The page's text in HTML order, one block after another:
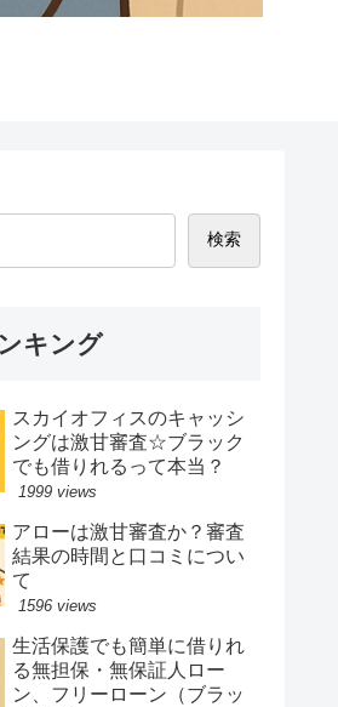
検索
キング
スカイオフィスのキャッシ
ングは激甘審査☆ブラック
でも借りれるって本当？
1999 views
アローは激甘審査か？審査
結果の時間と口コミについ
て
1596 views
生活保護でも簡単に借りれ
る無担保・無保証人ロー
ン、フリーローン（ブラッ